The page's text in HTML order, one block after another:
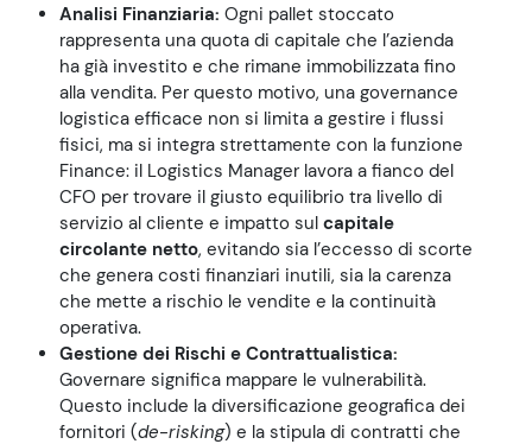
Analisi Finanziaria: Ogni pallet stoccato
rappresenta una quota di capitale che l’azienda
ha già investito e che rimane immobilizzata fino
alla vendita. Per questo motivo, una governance
logistica efficace non si limita a gestire i flussi
fisici, ma si integra strettamente con la funzione
Finance: il Logistics Manager lavora a fianco del
CFO per trovare il giusto equilibrio tra livello di
servizio al cliente e impatto sul capitale
circolante netto, evitando sia l’eccesso di scorte
che genera costi finanziari inutili, sia la carenza
che mette a rischio le vendite e la continuità
operativa.
Gestione dei Rischi e Contrattualistica:
Governare significa mappare le vulnerabilità.
Questo include la diversificazione geografica dei
fornitori (de-risking) e la stipula di contratti che